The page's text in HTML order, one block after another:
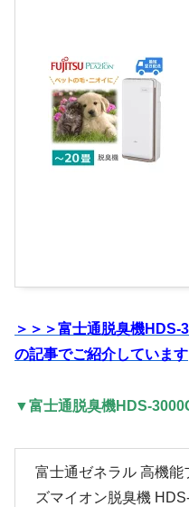
＞＞＞富士通脱臭機HDS-
の記事でご紹介しています
▼富士通脱臭機HDS-
富士通ゼネラル 高機能
ズマイオン脱臭機